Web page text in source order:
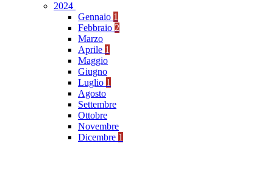
2024
Gennaio 1
Febbraio 2
Marzo
Aprile 1
Maggio
Giugno
Luglio 1
Agosto
Settembre
Ottobre
Novembre
Dicembre 1